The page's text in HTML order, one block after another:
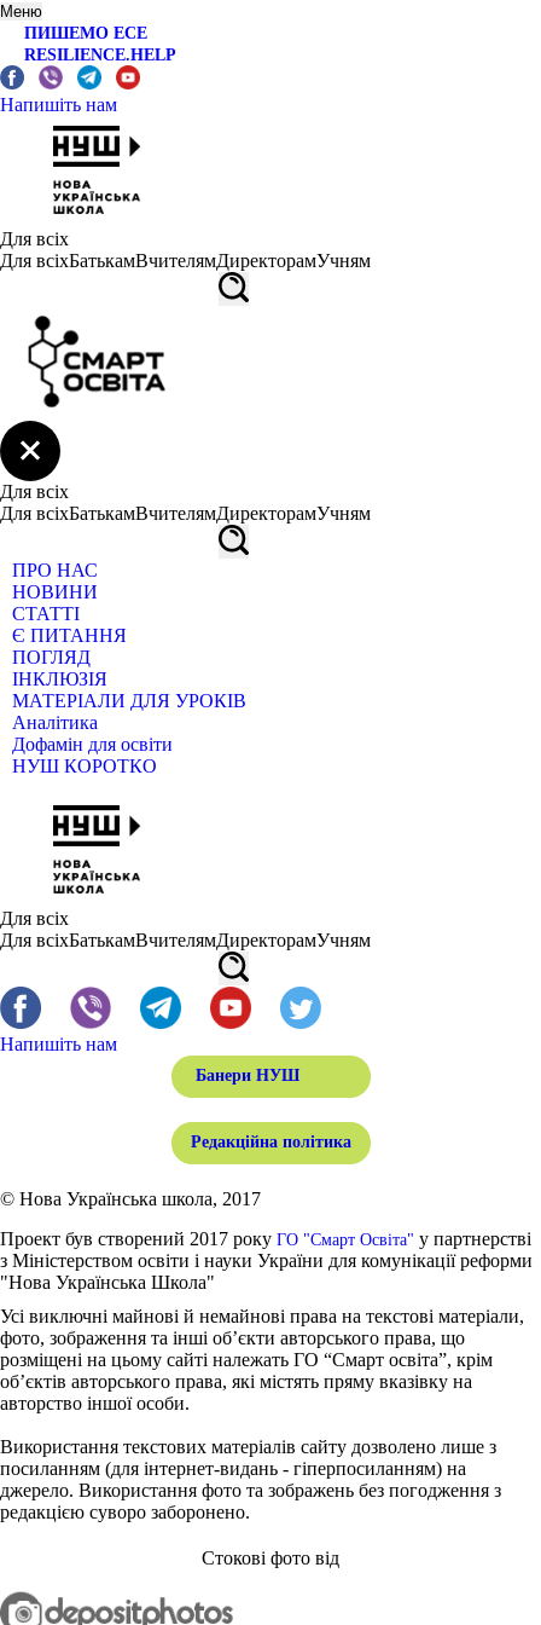
Меню
ПИШЕМО ЕСЕ
RESILIENCE.HELP
Напишіть нам
Для всіх
Для всіхБатькамВчителямДиректорамУчням
Для всіх
Для всіхБатькамВчителямДиректорамУчням
ПРО НАС
НОВИНИ
СТАТТІ
Є ПИТАННЯ
ПОГЛЯД
ІНКЛЮЗІЯ
МАТЕРІАЛИ ДЛЯ УРОКІВ
Аналітика
Дофамін для освіти
НУШ КОРОТКО
Для всіх
Для всіхБатькамВчителямДиректорамУчням
Напишіть нам
Банери НУШ
Редакційна політика
© Нова Українська школа, 2017
Проект був створений 2017 року ГО "Смарт Освіта" у партнерстві
з Міністерством освіти і науки України для комунікації реформи
"Нова Українська Школа"
Усі виключні майнові й немайнові права на текстові матеріали,
фото, зображення та інші об’єкти авторського права, що
розміщені на цьому сайті належать ГО “Смарт освіта”, крім
об’єктів авторського права, які містять пряму вказівку на
авторство іншої особи.
Використання текстових матеріалів сайту дозволено лише з
посиланням (для інтернет-видань - гіперпосиланням) на
джерело. Використання фото та зображень без погодження з
редакцією суворо заборонено.
Стокові фото від